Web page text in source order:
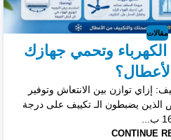
مقالات
30% من الكهرباء وتحمي جهازك
إزاي توازن بين الانتعاش وتوفير
الذين يضبطون الـ تكييف على درجة
ب...
CONTINUE